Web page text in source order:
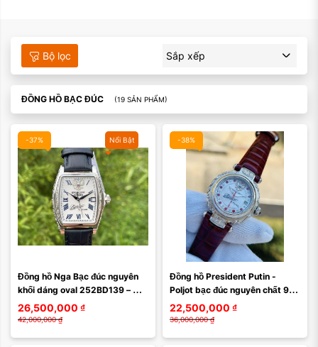
Bộ lọc Sắp xếp
ĐỒNG HỒ BẠC ĐÚC (19 SẢN PHẨM)
-37% Nổi Bật
Đồng hồ Nga Bạc đúc nguyên
khối dáng oval 252BD139 –
Đỉnh cao nghệ thuật cơ khí cho
quý ông đẳng cấp
26,500,000 ₫
42,000,000 ₫
-38%
Đồng hồ President Putin -
Poljot bạc đúc nguyên chất 925
252CK128
22,500,000 ₫
36,000,000 ₫